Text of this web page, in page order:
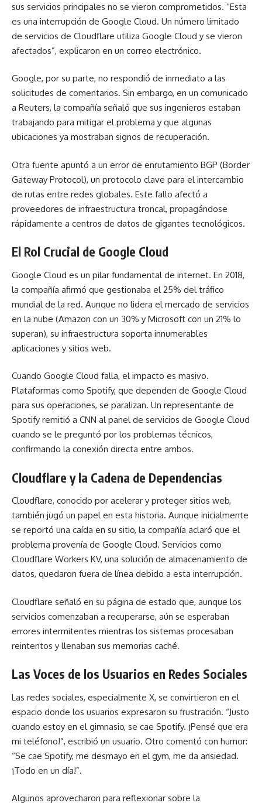
sus servicios principales no se vieron comprometidos. “Esta
es una interrupción de Google Cloud. Un número limitado
de servicios de Cloudflare utiliza Google Cloud y se vieron
afectados”, explicaron en un correo electrónico.
Google, por su parte, no respondió de inmediato a las
solicitudes de comentarios. Sin embargo, en un comunicado
a Reuters, la compañía señaló que sus ingenieros estaban
trabajando para mitigar el problema y que algunas
ubicaciones ya mostraban signos de recuperación.
Otra fuente apuntó a un error de enrutamiento BGP (Border
Gateway Protocol), un protocolo clave para el intercambio
de rutas entre redes globales. Este fallo afectó a
proveedores de infraestructura troncal, propagándose
rápidamente a centros de datos de gigantes tecnológicos.
El Rol Crucial de Google Cloud
Google Cloud es un pilar fundamental de internet. En 2018,
la compañía afirmó que gestionaba el 25% del tráfico
mundial de la red. Aunque no lidera el mercado de servicios
en la nube (Amazon con un 30% y Microsoft con un 21% lo
superan), su infraestructura soporta innumerables
aplicaciones y sitios web.
Cuando Google Cloud falla, el impacto es masivo.
Plataformas como Spotify, que dependen de Google Cloud
para sus operaciones, se paralizan. Un representante de
Spotify remitió a CNN al panel de servicios de Google Cloud
cuando se le preguntó por los problemas técnicos,
confirmando la conexión directa entre ambos.
Cloudflare y la Cadena de Dependencias
Cloudflare, conocido por acelerar y proteger sitios web,
también jugó un papel en esta historia. Aunque inicialmente
se reportó una caída en su sitio, la compañía aclaró que el
problema provenía de Google Cloud. Servicios como
Cloudflare Workers KV, una solución de almacenamiento de
datos, quedaron fuera de línea debido a esta interrupción.
Cloudflare señaló en su página de estado que, aunque los
servicios comenzaban a recuperarse, aún se esperaban
errores intermitentes mientras los sistemas procesaban
reintentos y llenaban sus memorias caché.
Las Voces de los Usuarios en Redes Sociales
Las redes sociales, especialmente X, se convirtieron en el
espacio donde los usuarios expresaron su frustración. “Justo
cuando estoy en el gimnasio, se cae Spotify. ¡Pensé que era
mi teléfono!”, escribió un usuario. Otro comentó con humor:
“Se cae Spotify, me desmayo en el gym, me da ansiedad.
¡Todo en un día!”.
Algunos aprovecharon para reflexionar sobre la